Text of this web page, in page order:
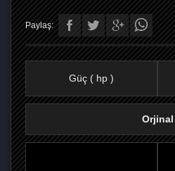
Paylaş:
Güç ( hp )
Orjinal